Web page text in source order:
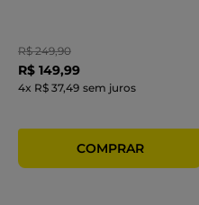
R$ 249,90
R$ 149,99
4x R$ 37,49 sem juros